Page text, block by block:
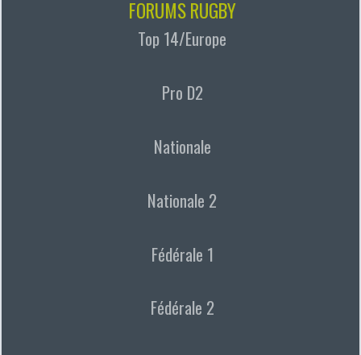
FORUMS RUGBY
Top 14/Europe
Pro D2
Nationale
Nationale 2
Fédérale 1
Fédérale 2